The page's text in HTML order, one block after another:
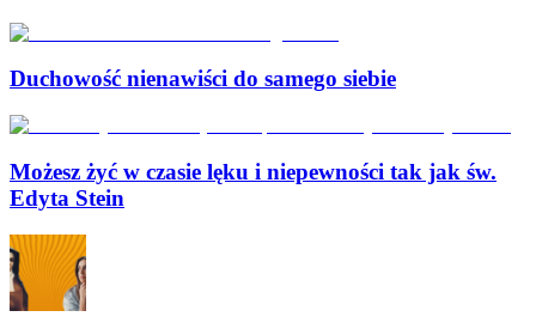
Duchowość nienawiści do samego siebie
Możesz żyć w czasie lęku i niepewności tak jak św.
Edyta Stein